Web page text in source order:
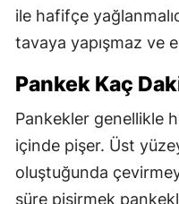
ile hafifçe
tavaya yapışmaz ve
Pankek Kaç
Pankekler genellikle
içinde pişer. Üst
oluştuğunda
süre pişirmek